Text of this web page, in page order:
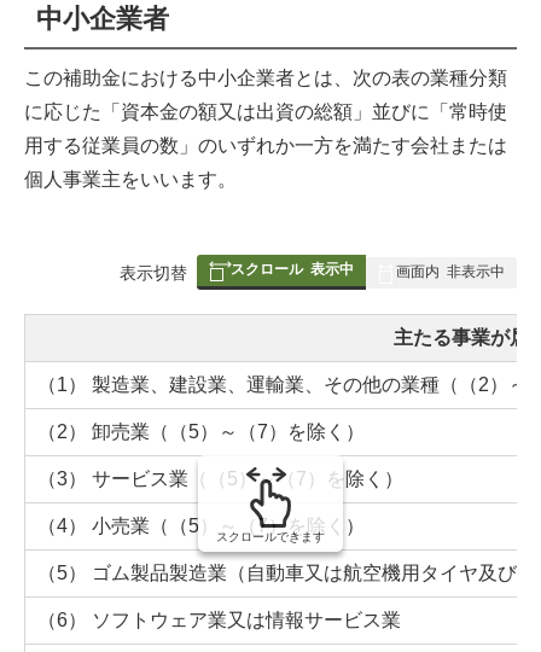
中小企業者
この補助金における中小企業者とは、次の表の業種分類
に応じた「資本金の額又は出資の総額」並びに「常時使
用する従業員の数」のいずれか一方を満たす会社または
個人事業主をいいます。
表
の
表示切替 スクロール 表示中 画面内 非表示中
主たる事業が属
（1） 製造業、建設業、運輸業、その他の業種（（2）～
（2） 卸売業（（5）～（7）を除く）
（3） サービス業（（5）～（7）を除く）
（4） 小売業（（5）～（7）を除く）
（5） ゴム製品製造業（自動車又は航空機用タイヤ及び
（6） ソフトウェア業又は情報サービス業
スクロールできます